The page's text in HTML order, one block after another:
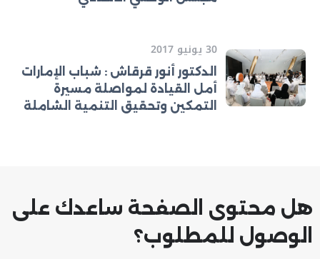
30 يونيو 2017
الدكتور أنور قرقاش : شباب الإمارات
أمل القيادة لمواصلة مسيرة
التمكين وتحقيق التنمية الشاملة
هل محتوى الصفحة ساعدك على
الوصول للمطلوب؟